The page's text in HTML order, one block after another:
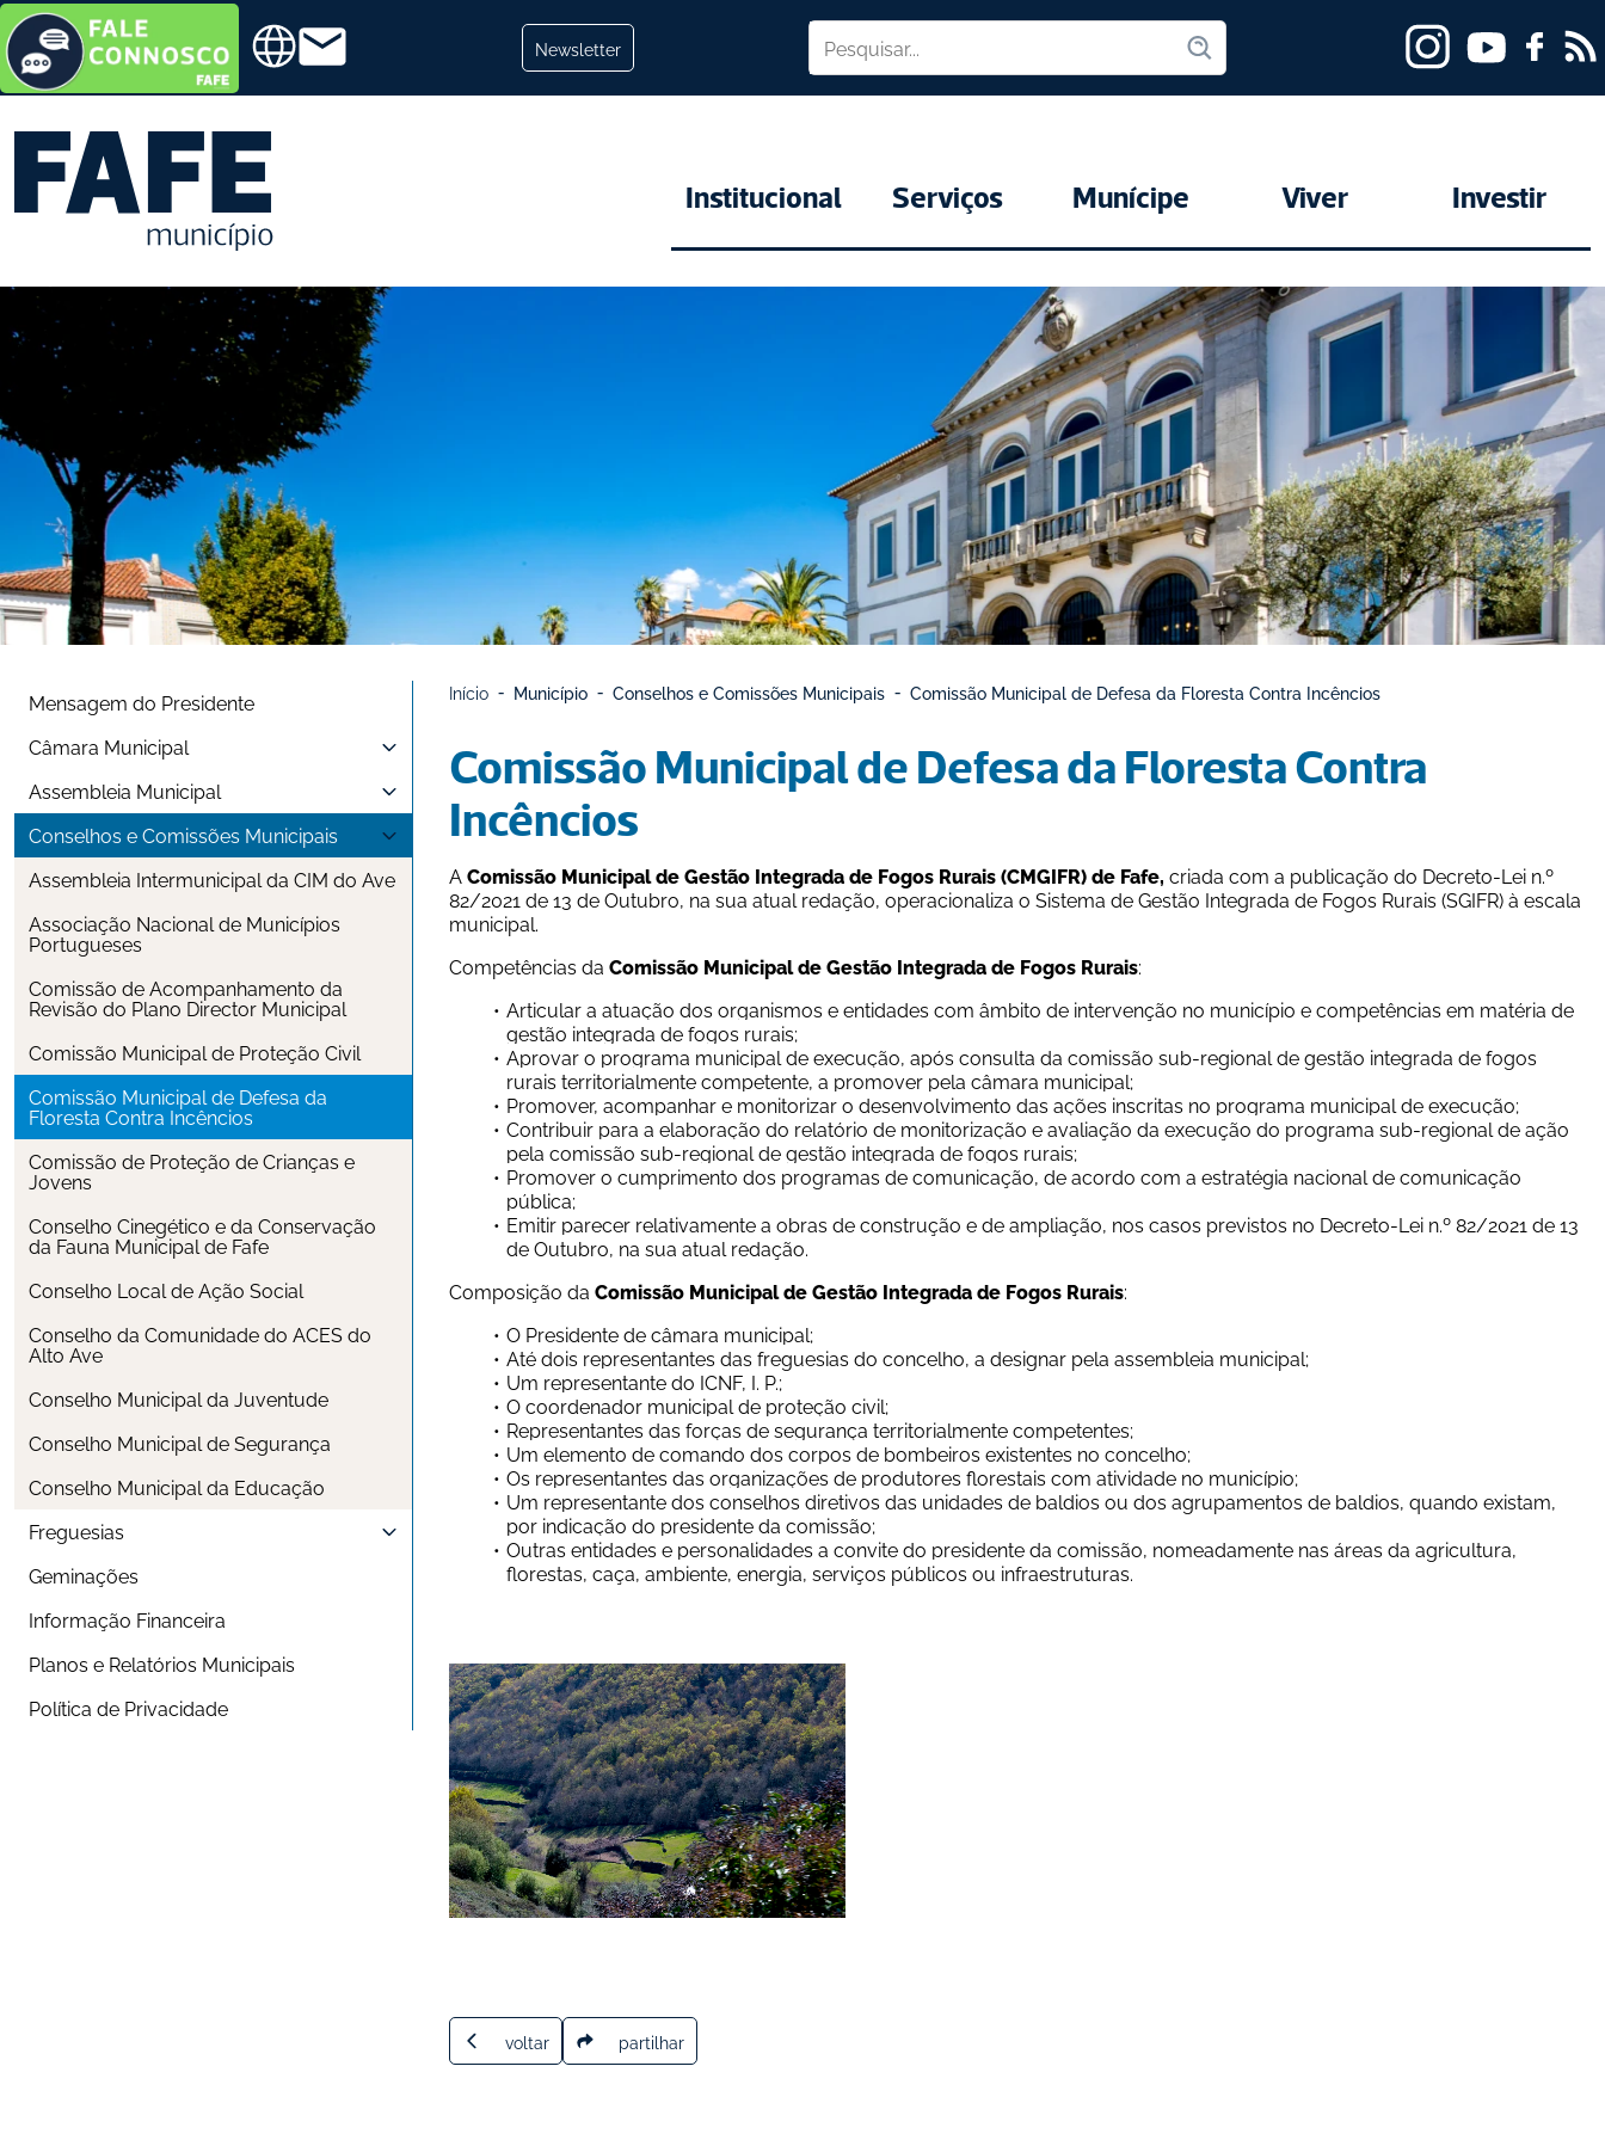
Newsletter
Institucional Serviços Munícipe Viver Investir
Mensagem do Presidente
Câmara Municipal
Assembleia Municipal
Conselhos e Comissões Municipais
Assembleia Intermunicipal da CIM do Ave
Associação Nacional de Municípios
Portugueses
Comissão de Acompanhamento da
Revisão do Plano Director Municipal
Comissão Municipal de Proteção Civil
Comissão Municipal de Defesa da
Floresta Contra Incêncios
Comissão de Proteção de Crianças e
Jovens
Conselho Cinegético e da Conservação
da Fauna Municipal de Fafe
Conselho Local de Ação Social
Conselho da Comunidade do ACES do
Alto Ave
Conselho Municipal da Juventude
Conselho Municipal de Segurança
Conselho Municipal da Educação
Freguesias
Geminações
Informação Financeira
Planos e Relatórios Municipais
Política de Privacidade
Início Município Conselhos e Comissões Municipais Comissão Municipal de Defesa da Floresta Contra Incêncios
Comissão Municipal de Defesa da Floresta Contra
Incêncios
A Comissão Municipal de Gestão Integrada de Fogos Rurais (CMGIFR) de Fafe, criada com a publicação do Decreto-Lei n.º
82/2021 de 13 de Outubro, na sua atual redação, operacionaliza o Sistema de Gestão Integrada de Fogos Rurais (SGIFR) à escala
Competências da Comissão Municipal de Gestão Integrada de Fogos Rurais:
Articular a atuação dos organismos e entidades com âmbito de intervenção no município e competências em matéria de
gestão integrada de fogos rurais;
Aprovar o programa municipal de execução, após consulta da comissão sub-regional de gestão integrada de fogos
rurais territorialmente competente, a promover pela câmara municipal;
Promover, acompanhar e monitorizar o desenvolvimento das ações inscritas no programa municipal de execução;
Contribuir para a elaboração do relatório de monitorização e avaliação da execução do programa sub-regional de ação
pela comissão sub-regional de gestão integrada de fogos rurais;
Promover o cumprimento dos programas de comunicação, de acordo com a estratégia nacional de comunicação
pública;
Emitir parecer relativamente a obras de construção e de ampliação, nos casos previstos no Decreto-Lei n.º 82/2021 de 13
de Outubro, na sua atual redação.
Composição da Comissão Municipal de Gestão Integrada de Fogos Rurais:
O Presidente de câmara municipal;
Até dois representantes das freguesias do concelho, a designar pela assembleia municipal;
Um representante do ICNF, I. P.;
O coordenador municipal de proteção civil;
Representantes das forças de segurança territorialmente competentes;
Um elemento de comando dos corpos de bombeiros existentes no concelho;
Os representantes das organizações de produtores florestais com atividade no município;
Um representante dos conselhos diretivos das unidades de baldios ou dos agrupamentos de baldios, quando existam,
por indicação do presidente da comissão;
Outras entidades e personalidades a convite do presidente da comissão, nomeadamente nas áreas da agricultura,
florestas, caça, ambiente, energia, serviços públicos ou infraestruturas.
voltar partilhar